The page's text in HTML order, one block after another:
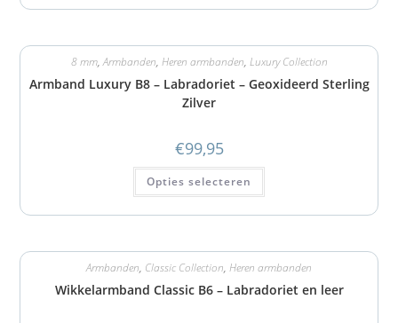
8 mm,Armbanden, Heren armbanden, Luxury Collection
Armband Luxury B8 – Labradoriet – Geoxideerd Sterling
Zilver
€99,95
Opties selecteren
Armbanden, Classic Collection, Heren armbanden
Wikkelarmband Classic B6 – Labradoriet en leer